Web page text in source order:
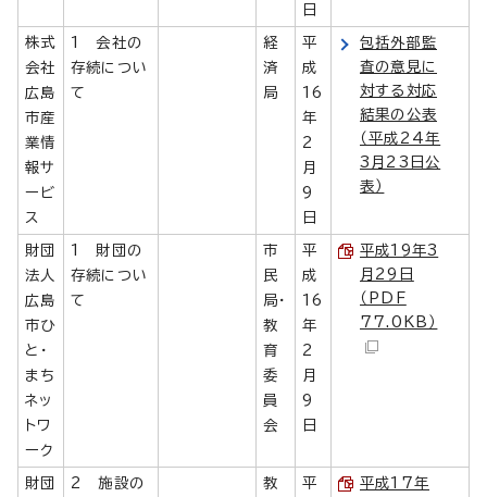
日
株式
会社
広島
市産
業情
報サ
ービ
ス
1 会社の
存続につい
て
経
済
局
平
成
16
年
2
月
9
日
包括外部監
査の意見に
対する対応
結果の公表
（平成24年
3月23日公
表）
財団
法人
広島
市ひ
と・
まち
ネッ
トワ
ーク
1 財団の
存続につい
て
市
民
局・
教
育
委
員
会
平
成
16
年
2
月
9
日
平成19年3
月29日
（PDF
77.0KB）
財団
2 施設の
教
平
平成17年